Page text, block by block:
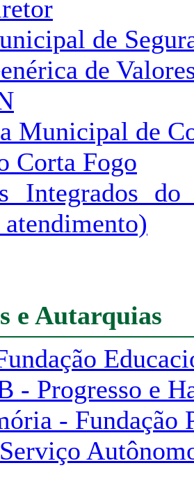
de
de
Municipal de
Corta Fogo
Integrados
e Autarquias
- Progresso e
- Fundação